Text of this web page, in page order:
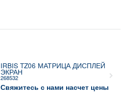
IRBIS TZ06 МАТРИЦА ДИСПЛЕЙ
ЭКРАН
268532
Свяжитесь с нами насчет цены